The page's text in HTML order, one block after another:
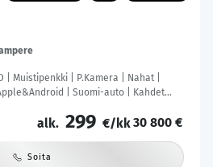
| Muistipenkki | P.Kamera | Nahat |
| Suomi-auto | Kahdet
alk. 299 €/kk30 800 €
Soita